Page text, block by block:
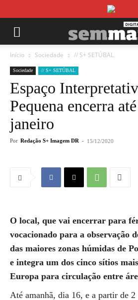
Início Sociedade // S+ SETÚBAL
Sociedade // S+ SETÚBAL
Espaço
Pequena encerra
janeiro
Por Redação S+ Imagem DR - 15/12/2020
O local, que vai encerrar para
vocacionado para a observação
das maiores zonas húmidas de
e integra um dos cinco sítios
Europa para circulação entre
Até amanhã, dia 16, e a partir de